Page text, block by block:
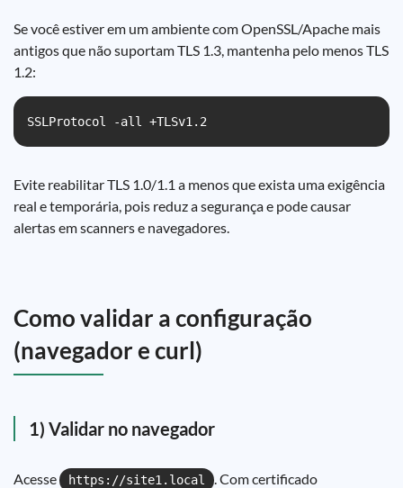
Se você estiver em um ambiente com OpenSSL/Apache mais
antigos que não suportam TLS 1.3, mantenha pelo menos TLS
1.2:
SSLProtocol -all +TLSv1.2
Evite reabilitar TLS 1.0/1.1 a menos que exista uma exigência
real e temporária, pois reduz a segurança e pode causar
alertas em scanners e navegadores.
Como validar a configuração
(navegador e curl)
1) Validar no navegador
Acesse https://site1.local
. Com certificado